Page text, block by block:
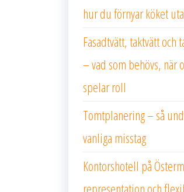
hur du förnyar köket
Fasadtvätt, taktvätt och
– vad som behövs, när
spelar roll
Tomtplanering – så
vanliga misstag
Kontorshotell på
representation och